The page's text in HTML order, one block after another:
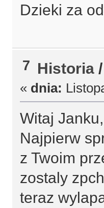
Dzieki za
7 Historia /
« dnia:
Witaj Janku,
Najpierw
z Twoim
zostaly
teraz